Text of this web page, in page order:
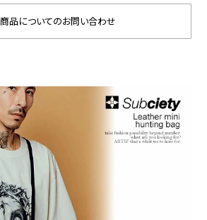
商品についてのお問い合わせ